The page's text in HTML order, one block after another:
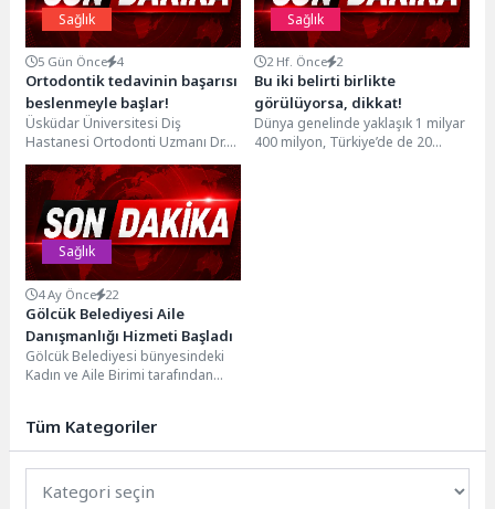
Sağlık
5 Gün Önce 4
Ortodontik tedavinin başarısı
beslenmeyle başlar!
Üsküdar Üniversitesi Diş
Hastanesi Ortodonti Uzmanı Dr.
Öğr. Üyesi Bora Aysan, ortodontik
tedavi sürecinde ağrı...
Sağlık
2 Hf. Önce 2
Bu iki belirti birlikte
görülüyorsa, dikkat!
Dünya genelinde yaklaşık 1 milyar
400 milyon, Türkiye’de de 20
Sağlık
4 Ay Önce 22
Gölcük Belediyesi Aile
Danışmanlığı Hizmeti Başladı
Gölcük Belediyesi bünyesindeki
Kadın ve Aile Birimi tarafından
Tüm Kategoriler